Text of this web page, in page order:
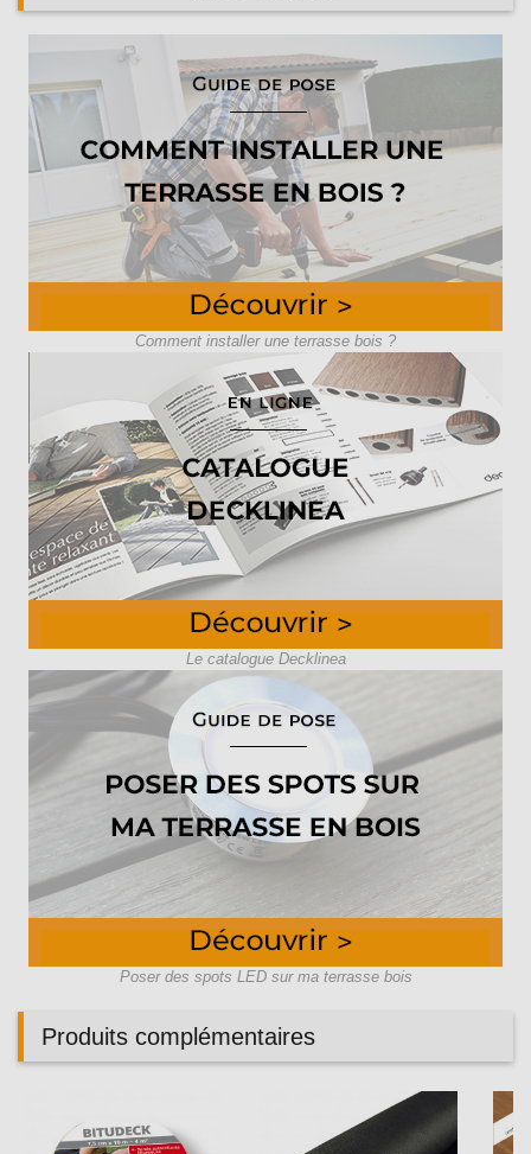
Comment installer une terrasse bois ?
Le catalogue Decklinea
Poser des spots LED sur ma terrasse bois
Produits complémentaires